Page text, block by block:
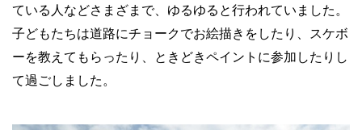
ている人などさまざまで、ゆるゆると行われていました。
子どもたちは道路にチョークでお絵描きをしたり、スケボ
ーを教えてもらったり、ときどきペイントに参加したりし
て過ごしました。